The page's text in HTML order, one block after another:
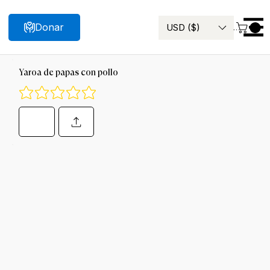
Buscar USD ($) Menu
Donar
Yaroa de papas con pollo
Aún no hay calificaciones